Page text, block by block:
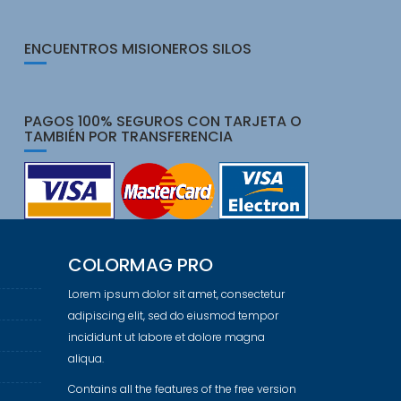
ENCUENTROS MISIONEROS SILOS
PAGOS 100% SEGUROS CON TARJETA O
TAMBIÉN POR TRANSFERENCIA
COLORMAG PRO
Lorem ipsum dolor sit amet, consectetur
adipiscing elit, sed do eiusmod tempor
incididunt ut labore et dolore magna
aliqua.
Contains all the features of the free version